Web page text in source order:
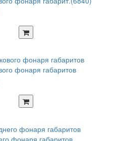
фонаря габаритов
фонаря габаритов